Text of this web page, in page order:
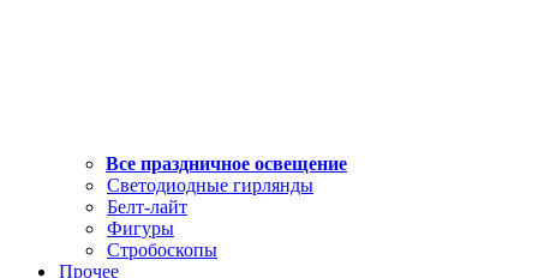
Все праздничное освещение
Светодиодные гирлянды
Белт-лайт
Фигуры
Стробоскопы
Прочее